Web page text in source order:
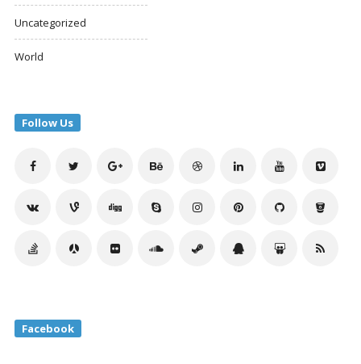
Uncategorized
World
Follow Us
Facebook